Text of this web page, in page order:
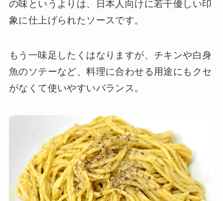
の味というよりは、日本人向けに若干優しい印
象に仕上げられたソースです。
もう一味足したくはなりますが、チキンや白身
魚のソテーなど、料理に合わせる用途にもクセ
がなくて使いやすいバランス。